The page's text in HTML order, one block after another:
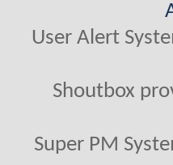
User Alert
Shoutbox
Super PM